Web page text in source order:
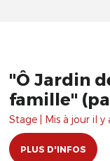
"Ô Jardin
famille"
Stage | Mis à jour il y
PLUS D'INFOS